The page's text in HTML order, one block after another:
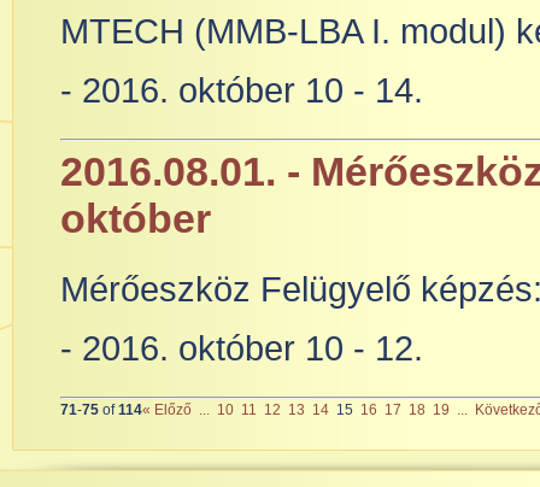
MTECH (MMB-LBA I. modul)
- 2016. október 10 - 14.
2016.08.01. -
október
Mérőeszköz Felügyelő
- 2016. október 10 - 12.
71-75 of114« Előző ... 10 11 12 13 14 15 16 17 18 19 ...